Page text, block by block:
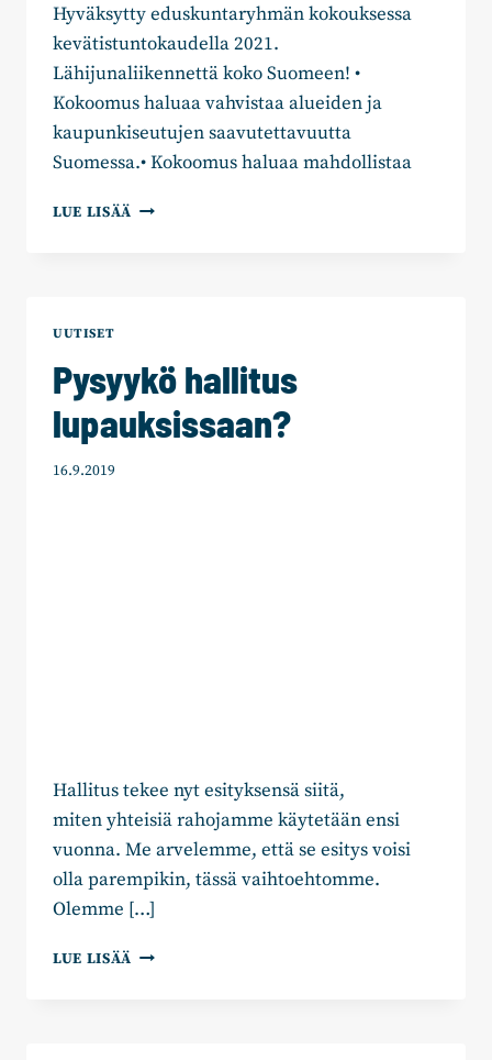
Hyväksytty eduskuntaryhmän kokouksessa
kevätistuntokaudella 2021.
Lähijunaliikennettä koko Suomeen! •
Kokoomus haluaa vahvistaa alueiden ja
kaupunkiseutujen saavutettavuutta
Suomessa.• Kokoomus haluaa mahdollistaa
LUE LISÄÄ KOKOOMUKSEN
UUTISET
Pysyykö hallitus
lupauksissaan?
16.9.2019
Hallitus tekee nyt esityksensä siitä,
miten yhteisiä rahojamme käytetään ensi
vuonna. Me arvelemme, että se esitys voisi
olla parempikin, tässä vaihtoehtomme.
Olemme […]
LUE LISÄÄ PYSYYKÖ